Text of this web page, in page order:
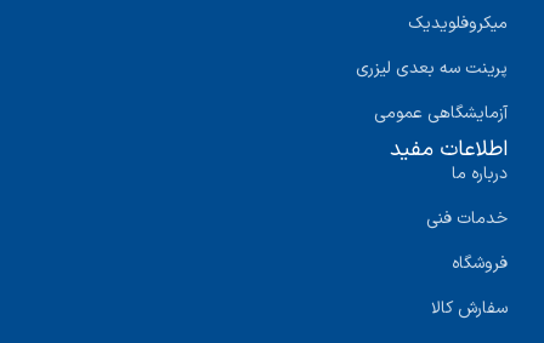
میکروفلویدیک
پرینت سه‌ بعدی لیزری
آزمایشگاهی عمومی
اطلاعات مفید
درباره ما
خدمات فنی
فروشگاه
سفارش کالا